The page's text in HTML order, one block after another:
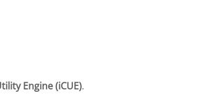
Engine (iCUE).